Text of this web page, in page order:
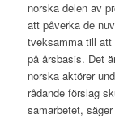
norska delen av
att påverka de
tveksamma till att
på årsbasis. Det
norska aktörer
rådande förslag
samarbetet,